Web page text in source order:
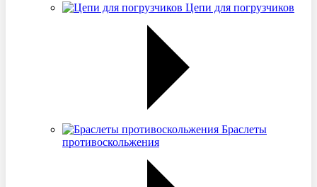
Цепи для погрузчиков
Браслеты
противоскольжения